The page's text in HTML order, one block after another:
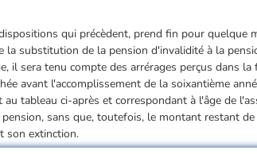
qui précèdent, prend fin pour quelque
la substitution de la pension d'invalidité à la
il sera tenu compte des arrérages perçus dans
avant l'accomplissement de la soixantième
tableau ci­-après et correspondant à l'âge de
sans que, toutefois, le montant restant
son extinction.